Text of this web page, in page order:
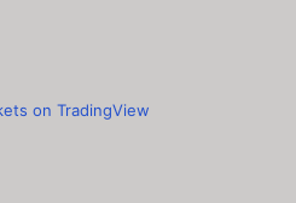
on TradingView